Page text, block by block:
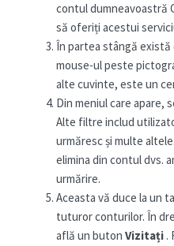
contul dumneavoastră
să oferiți acestui
În partea stângă există
mouse-ul peste
alte cuvinte, este un
Din meniul care apare,
Alte filtre includ
urmăresc și multe
elimina din contul dvs.
urmărire.
Aceasta vă duce la un
tuturor conturilor. În
află un buton Vizitați .